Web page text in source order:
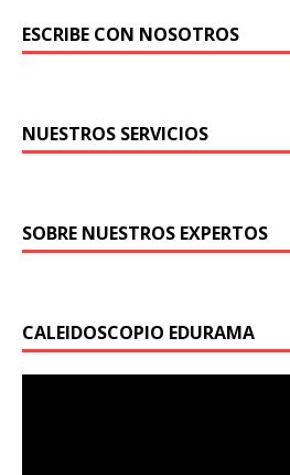
ESCRIBE CON NOSOTROS
NUESTROS SERVICIOS
SOBRE NUESTROS EXPERTOS
CALEIDOSCOPIO EDURAMA